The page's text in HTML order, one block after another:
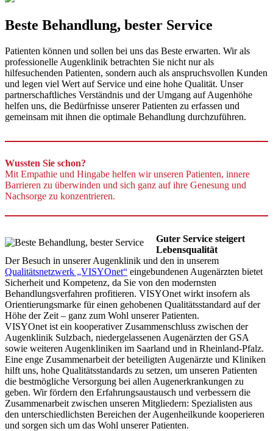
Beste Behandlung, bester Service
Patienten können und sollen bei uns das Beste erwarten. Wir als
professionelle Augenklinik betrachten Sie nicht nur als
hilfesuchenden Patienten, sondern auch als anspruchsvollen Kunden
und legen viel Wert auf Service und eine hohe Qualität. Unser
partnerschaftliches Verständnis und der Umgang auf Augenhöhe
helfen uns, die Bedürfnisse unserer Patienten zu erfassen und
gemeinsam mit ihnen die optimale Behandlung durchzuführen.
Wussten Sie schon?
Mit Empathie und Hingabe helfen wir unseren Patienten, innere
Barrieren zu überwinden und sich ganz auf ihre Genesung und
Nachsorge zu konzentrieren.
Guter Service steigert
Lebensqualität
Der Besuch in unserer Augenklinik und den in unserem
Qualitätsnetzwerk „VISYOnet“ eingebundenen Augenärzten bietet
Sicherheit und Kompetenz, da Sie von den modernsten
Behandlungsverfahren profitieren. VISYOnet wirkt insofern als
Orientierungsmarke für einen gehobenen Qualitätsstandard auf der
Höhe der Zeit – ganz zum Wohl unserer Patienten.
VISYOnet ist ein kooperativer Zusammenschluss zwischen der
Augenklinik Sulzbach, niedergelassenen Augenärzten der GSA
sowie weiteren Augenkliniken im Saarland und in Rheinland-Pfalz.
Eine enge Zusammenarbeit der beteiligten Augenärzte und Kliniken
hilft uns, hohe Qualitätsstandards zu setzen, um unseren Patienten
die bestmögliche Versorgung bei allen Augenerkrankungen zu
geben. Wir fördern den Erfahrungsaustausch und verbessern die
Zusammenarbeit zwischen unseren Mitgliedern: Spezialisten aus
den unterschiedlichsten Bereichen der Augenheilkunde kooperieren
und sorgen sich um das Wohl unserer Patienten.